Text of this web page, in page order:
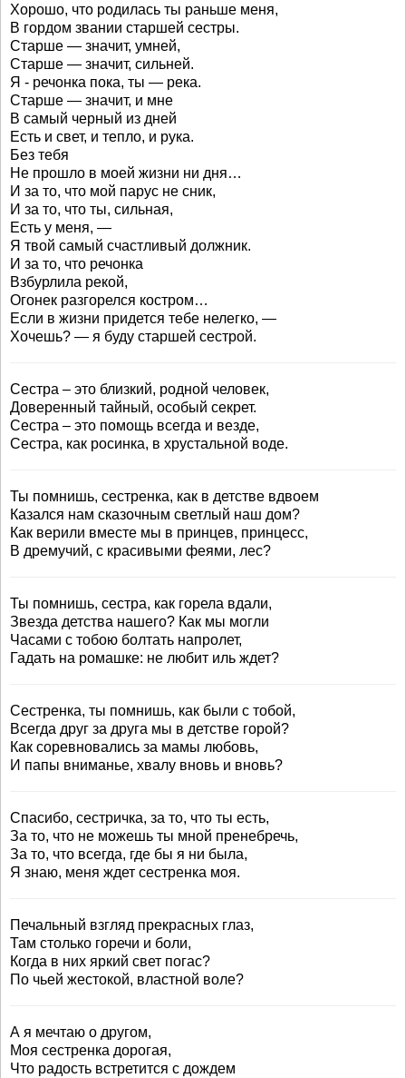
Хорошо, что родилась ты раньше меня,
В гордом звании старшей сестры.
Старше — значит, умней,
Старше — значит, сильней.
Я - речонка пока, ты — река.
Старше — значит, и мне
В самый черный из дней
Есть и свет, и тепло, и рука.
Без тебя
Не прошло в моей жизни ни дня…
И за то, что мой парус не сник,
И за то, что ты, сильная,
Есть у меня, —
Я твой самый счастливый должник.
И за то, что речонка
Взбурлила рекой,
Огонек разгорелся костром…
Если в жизни придется тебе нелегко, —
Хочешь? — я буду старшей сестрой.
Сестра – это близкий, родной человек,
Доверенный тайный, особый секрет.
Сестра – это помощь всегда и везде,
Сестра, как росинка, в хрустальной воде.
Ты помнишь, сестренка, как в детстве вдвоем
Казался нам сказочным светлый наш дом?
Как верили вместе мы в принцев, принцесс,
В дремучий, с красивыми феями, лес?
Ты помнишь, сестра, как горела вдали,
Звезда детства нашего? Как мы могли
Часами с тобою болтать напролет,
Гадать на ромашке: не любит иль ждет?
Сестренка, ты помнишь, как были с тобой,
Всегда друг за друга мы в детстве горой?
Как соревновались за мамы любовь,
И папы вниманье, хвалу вновь и вновь?
Спасибо, сестричка, за то, что ты есть,
За то, что не можешь ты мной пренебречь,
За то, что всегда, где бы я ни была,
Я знаю, меня ждет сестренка моя.
Печальный взгляд прекрасных глаз,
Там столько горечи и боли,
Когда в них яркий свет погас?
По чьей жестокой, властной воле?
А я мечтаю о другом,
Моя сестренка дорогая,
Что радость встретится с дождем